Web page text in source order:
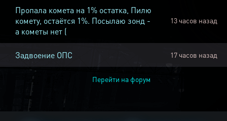
Пропала комета на 1% остатка, Пилю
комету, остаётся 1%. Посылаю зонд -
а кометы нет (
13 часов назад
Задвоение ОПС 17 часов назад
Перейти на форум